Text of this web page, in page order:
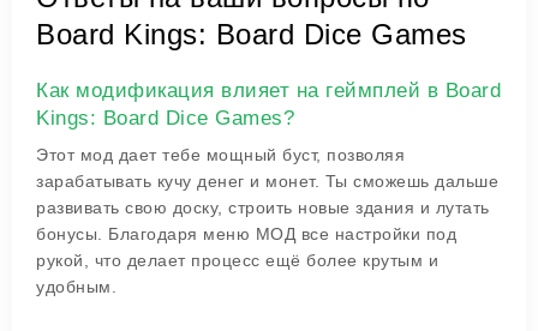
Board Kings: Board Dice Games
Как модификация влияет на геймплей в Board
Kings: Board Dice Games?
Этот мод дает тебе мощный буст, позволяя
зарабатывать кучу денег и монет. Ты сможешь дальше
развивать свою доску, строить новые здания и лутать
бонусы. Благодаря меню МОД все настройки под
рукой, что делает процесс ещё более крутым и
удобным.